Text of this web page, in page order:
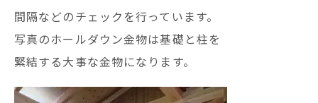
間隔などのチェックを行っています。
写真のホールダウン金物は基礎と柱を
緊結する大事な金物になります。